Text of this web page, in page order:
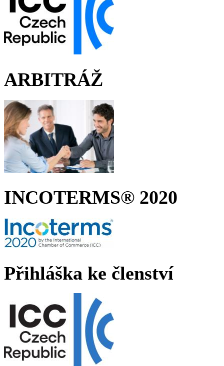
ARBITRÁŽ
INCOTERMS® 2020
Přihláška ke členství